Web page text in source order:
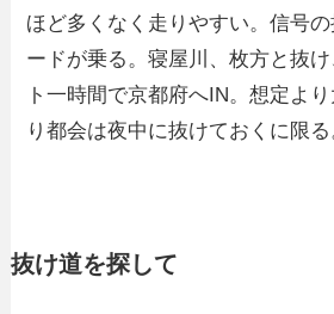
ほど多くなく走りやすい。信号
ードが乗る。寝屋川、枚方と抜
ト一時間で京都府へIN。想定よ
り都会は夜中に抜けておくに限る
抜け道を探して